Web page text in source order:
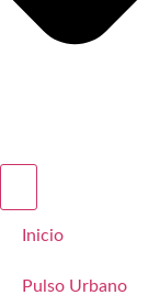
Inicio
Pulso Urbano